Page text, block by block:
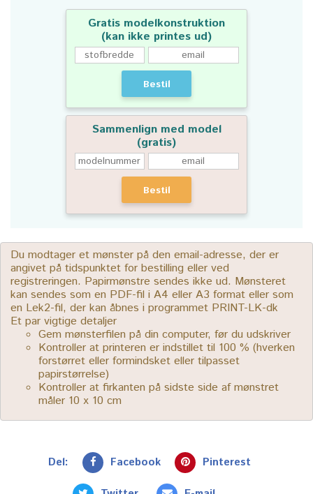
Gratis modelkonstruktion
(kan ikke printes ud)
Bestil
Sammenlign med model
(gratis)
Bestil
Du modtager et mønster på den email-adresse, der er
angivet på tidspunktet for bestilling eller ved
registreringen. Papirmønstre sendes ikke ud. Mønsteret
kan sendes som en PDF-fil i A4 eller A3 format eller som
en Lek2-fil, der kan åbnes i programmet PRINT-LK-dk
Et par vigtige detaljer
Gem mønsterfilen på din computer, før du udskriver
Kontroller at printeren er indstillet til 100 % (hverken
forstørret eller formindsket eller tilpasset
papirstørrelse)
Kontroller at firkanten på sidste side af mønstret
måler 10 x 10 cm
Del: Facebook Pinterest